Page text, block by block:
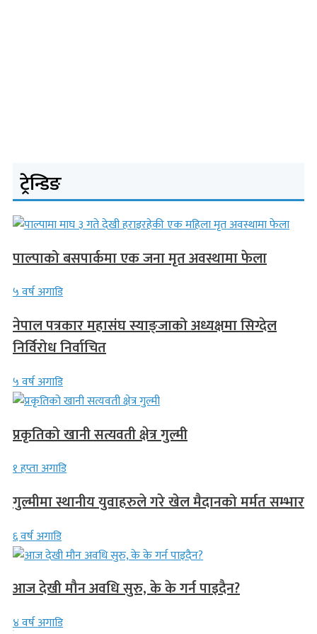
ट्रेन्डिङ
पाल्पाको बसपार्कमा एक जना मृत अवस्थामा फेला
५ वर्ष अगाडि
नेपाल पत्रकार महासंघ स्याङ्जाको अध्यक्षमा सिग्देल
निर्विरोध निर्वाचित
५ वर्ष अगाडि
प्रकृतिको खानी सत्यवती क्षेत्र गुल्मी
१ हप्ता अगाडि
गुल्मीमा स्थानीय युवाहरुले गरे खेल मैदानको मर्मत सम्भार
६ वर्ष अगाडि
आज देखी मौन अवधि सुरु, के के गर्न पाइदैन?
४ वर्ष अगाडि